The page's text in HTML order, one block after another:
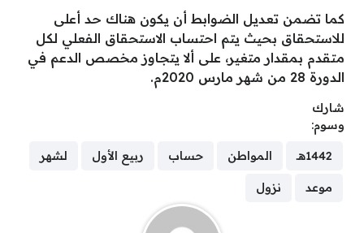
كما تضمن تعديل الضوابط أن يكون هناك حد أعلى
للاستحقاق بحيث يتم احتساب الاستحقاق الفعلي لكل
متقدم بمقدار متغير، على ألا يتجاوز مخصص الدعم في
الدورة 28 من شهر مارس 2020م.
شارك
وسوم:
1442هـ المواطن حساب ربيع الأول لشهر
موعد نزول